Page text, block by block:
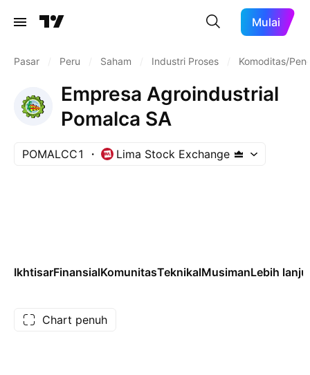
Mulai
Pasar Peru Saham Industri Proses Komoditas/
Empresa Agroindustrial
Pomalca SA
POMALCC1 Lima Stock Exchange
IkhtisarFinansialKomunitasTeknikalMusimanLebih
Chart penuh